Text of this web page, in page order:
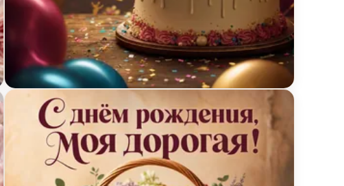
Открытка с днём рождения с тортом и шарами